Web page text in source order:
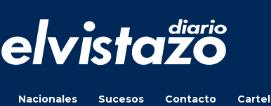
Nacionales Sucesos Contacto